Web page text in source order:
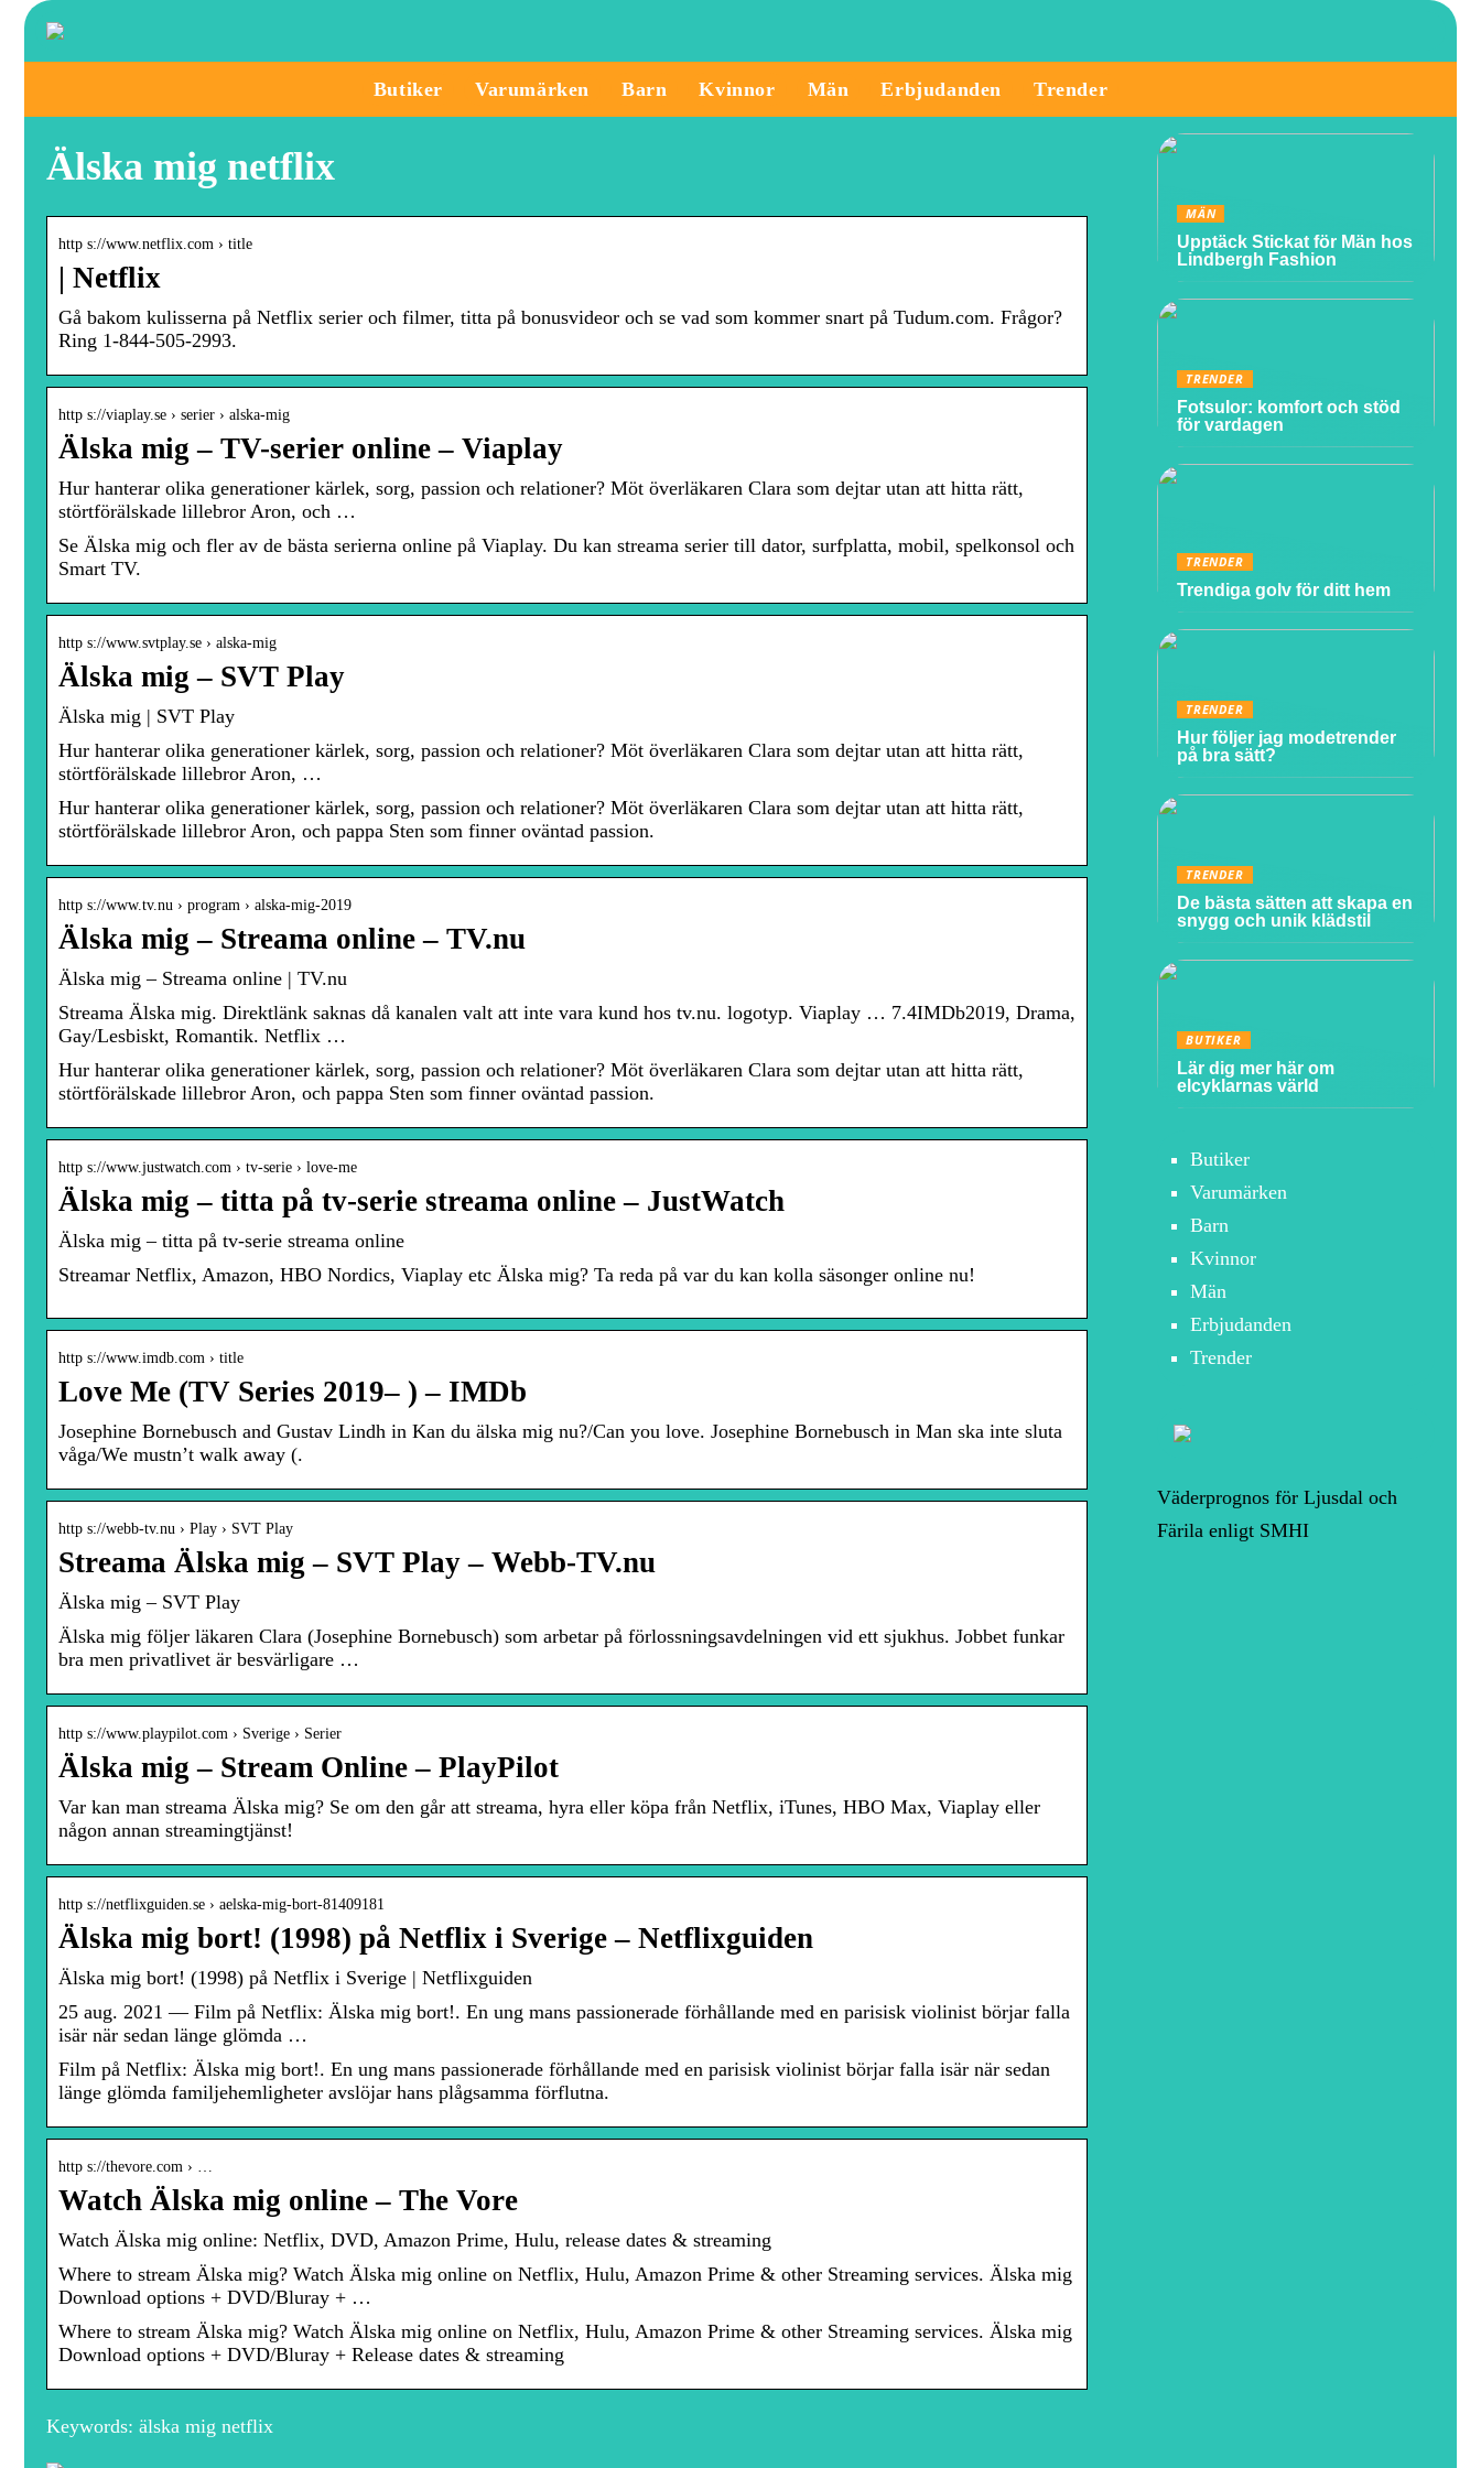
Butiker Varumärken Barn Kvinnor Män Erbjudanden Trender
Älska mig netflix
http s://www.netflix.com › title
| Netflix
Gå bakom kulisserna på Netflix serier och filmer, titta på bonusvideor och se vad som kommer snart på Tudum.com. Frågor?
Ring 1-844-505-2993.
http s://viaplay.se › serier › alska-mig
Älska mig – TV-serier online – Viaplay
Hur hanterar olika generationer kärlek, sorg, passion och relationer? Möt överläkaren Clara som dejtar utan att hitta rätt,
störtförälskade lillebror Aron, och …
Se Älska mig och fler av de bästa serierna online på Viaplay. Du kan streama serier till dator, surfplatta, mobil, spelkonsol och
Smart TV.
http s://www.svtplay.se › alska-mig
Älska mig – SVT Play
Älska mig | SVT Play
Hur hanterar olika generationer kärlek, sorg, passion och relationer? Möt överläkaren Clara som dejtar utan att hitta rätt,
störtförälskade lillebror Aron, …
Hur hanterar olika generationer kärlek, sorg, passion och relationer? Möt överläkaren Clara som dejtar utan att hitta rätt,
störtförälskade lillebror Aron, och pappa Sten som finner oväntad passion.
http s://www.tv.nu › program › alska-mig-2019
Älska mig – Streama online – TV.nu
Älska mig – Streama online | TV.nu
Streama Älska mig. Direktlänk saknas då kanalen valt att inte vara kund hos tv.nu. logotyp. Viaplay … 7.4IMDb2019, Drama,
Gay/Lesbiskt, Romantik. Netflix …
Hur hanterar olika generationer kärlek, sorg, passion och relationer? Möt överläkaren Clara som dejtar utan att hitta rätt,
störtförälskade lillebror Aron, och pappa Sten som finner oväntad passion.
http s://www.justwatch.com › tv-serie › love-me
Älska mig – titta på tv-serie streama online – JustWatch
Älska mig – titta på tv-serie streama online
Streamar Netflix, Amazon, HBO Nordics, Viaplay etc Älska mig? Ta reda på var du kan kolla säsonger online nu!
http s://www.imdb.com › title
Love Me (TV Series 2019– ) – IMDb
Josephine Bornebusch and Gustav Lindh in Kan du älska mig nu?/Can you love. Josephine Bornebusch in Man ska inte sluta
våga/We mustn’t walk away (.
http s://webb-tv.nu › Play › SVT Play
Streama Älska mig – SVT Play – Webb-TV.nu
Älska mig – SVT Play
Älska mig följer läkaren Clara (Josephine Bornebusch) som arbetar på förlossningsavdelningen vid ett sjukhus. Jobbet funkar
bra men privatlivet är besvärligare …
http s://www.playpilot.com › Sverige › Serier
Älska mig – Stream Online – PlayPilot
Var kan man streama Älska mig? Se om den går att streama, hyra eller köpa från Netflix, iTunes, HBO Max, Viaplay eller
någon annan streamingtjänst!
http s://netflixguiden.se › aelska-mig-bort-81409181
Älska mig bort! (1998) på Netflix i Sverige – Netflixguiden
Älska mig bort! (1998) på Netflix i Sverige | Netflixguiden
25 aug. 2021 — Film på Netflix: Älska mig bort!. En ung mans passionerade förhållande med en parisisk violinist börjar falla
isär när sedan länge glömda …
Film på Netflix: Älska mig bort!. En ung mans passionerade förhållande med en parisisk violinist börjar falla isär när sedan
länge glömda familjehemligheter avslöjar hans plågsamma förflutna.
http s://thevore.com › …
Watch Älska mig online – The Vore
Watch Älska mig online: Netflix, DVD, Amazon Prime, Hulu, release dates & streaming
Where to stream Älska mig? Watch Älska mig online on Netflix, Hulu, Amazon Prime & other Streaming services. Älska mig
Download options + DVD/Bluray + …
Where to stream Älska mig? Watch Älska mig online on Netflix, Hulu, Amazon Prime & other Streaming services. Älska mig
Download options + DVD/Bluray + Release dates & streaming
Keywords: älska mig netflix
MÄN
Upptäck Stickat för Män hos
Lindbergh Fashion
TRENDER
Fotsulor: komfort och stöd
för vardagen
TRENDER
Trendiga golv för ditt hem
TRENDER
Hur följer jag modetrender
på bra sätt?
TRENDER
De bästa sätten att skapa en
snygg och unik klädstil
BUTIKER
Lär dig mer här om
elcyklarnas värld
Butiker
Varumärken
Barn
Kvinnor
Män
Erbjudanden
Trender
Väderprognos för Ljusdal och
Färila enligt SMHI